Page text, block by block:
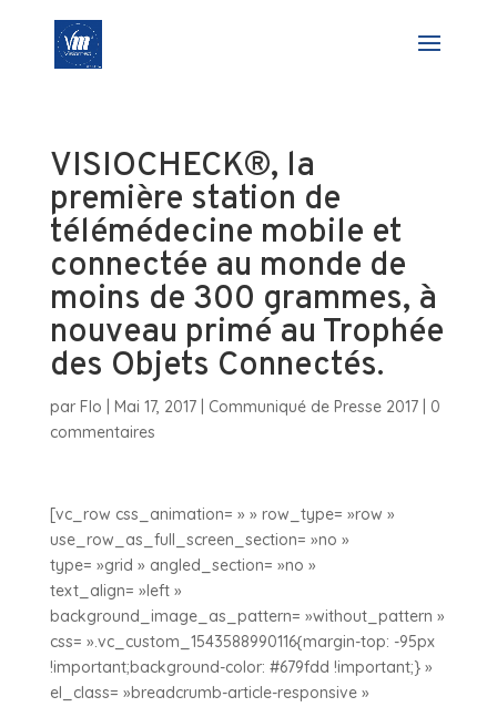
VISIOCHECK®, la
première station de
télémédecine mobile et
connectée au monde de
moins de 300 grammes, à
nouveau primé au Trophée
des Objets Connectés.
par Flo Mai 17, 2017| Communiqué de Presse 2017| 0
commentaires
[vc_row css_animation= » » row_type= »row »
use_row_as_full_screen_section= »no »
type= »grid » angled_section= »no »
text_align= »left »
background_image_as_pattern= »without_pattern »
css= ».vc_custom_1543588990116{margin-top: -95px
!important;background-color: #679fdd !important;} »
el_class= »breadcrumb-article-responsive »